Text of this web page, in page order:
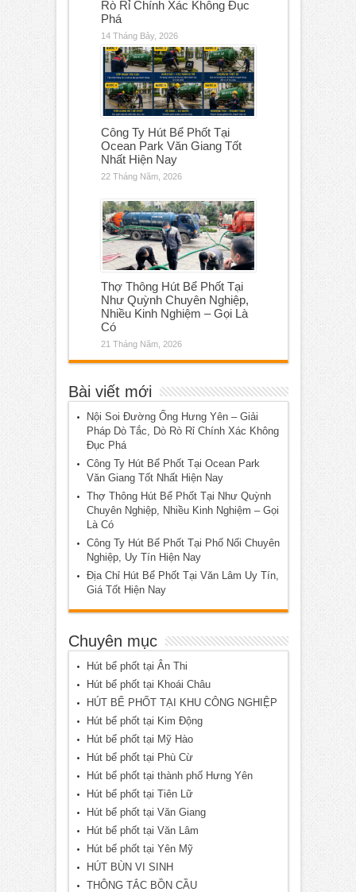
Rò Rỉ Chính Xác Không Đục
Phá
14 Tháng Bảy, 2026
Công Ty Hút Bể Phốt Tại
Ocean Park Văn Giang Tốt
Nhất Hiện Nay
22 Tháng Năm, 2026
Thợ Thông Hút Bể Phốt Tại
Như Quỳnh Chuyên Nghiệp,
Nhiều Kinh Nghiệm – Gọi Là
Có
21 Tháng Năm, 2026
Bài viết mới
Nội Soi Đường Ống Hưng Yên – Giải
Pháp Dò Tắc, Dò Rò Rỉ Chính Xác Không
Đục Phá
Công Ty Hút Bể Phốt Tại Ocean Park
Văn Giang Tốt Nhất Hiện Nay
Thợ Thông Hút Bể Phốt Tại Như Quỳnh
Chuyên Nghiệp, Nhiều Kinh Nghiệm – Gọi
Là Có
Công Ty Hút Bể Phốt Tại Phố Nối Chuyên
Nghiệp, Uy Tín Hiện Nay
Địa Chỉ Hút Bể Phốt Tại Văn Lâm Uy Tín,
Giá Tốt Hiện Nay
Chuyên mục
Hút bể phốt tại Ân Thi
Hút bể phốt tại Khoái Châu
HÚT BỂ PHỐT TẠI KHU CÔNG NGHIỆP
Hút bể phốt tại Kim Động
Hút bể phốt tại Mỹ Hào
Hút bể phốt tại Phù Cừ
Hút bể phốt tại thành phố Hưng Yên
Hút bể phốt tại Tiên Lữ
Hút bể phốt tại Văn Giang
Hút bể phốt tại Văn Lâm
Hút bể phốt tại Yên Mỹ
HÚT BÙN VI SINH
THÔNG TẮC BỒN CẦU